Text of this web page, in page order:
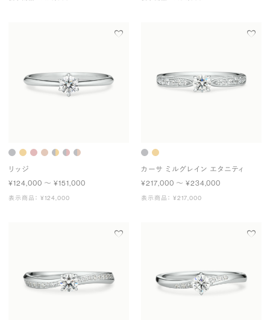
リッジ
¥124,000 〜 ¥151,000
表示商品： ¥124,000
カーサ ミルグレイン エタニティ
¥217,000 〜 ¥234,000
表示商品： ¥217,000